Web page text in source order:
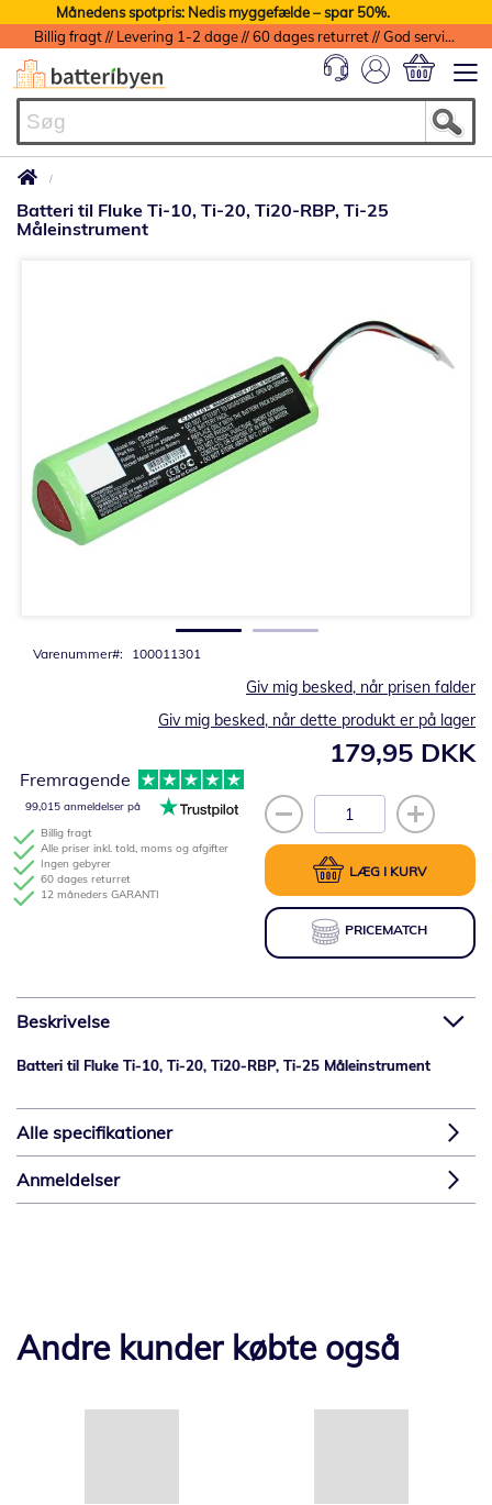
Månedens spotpris: Nedis myggefælde – spar 50%.
Billig fragt // Levering 1-2 dage // 60 dages returret // God service med garanti
Batteri til Fluke Ti-10, Ti-20, Ti20-RBP, Ti-25
Måleinstrument
Varenummer 100011301
179,95 DKK
Giv mig besked, når prisen falder
Giv mig besked, når dette produkt er på lager
LÆG I KURV
PRICEMATCH
Billig fragt
Alle priser inkl. told, moms og afgifter
Ingen gebyrer
60 dages returret
12 måneders GARANTI
Fremragende
99,015 anmeldelser på
Beskrivelse
Batteri til Fluke Ti-10, Ti-20, Ti20-RBP, Ti-25 Måleinstrument
Alle specifikationer
Anmeldelser
Andre kunder købte også